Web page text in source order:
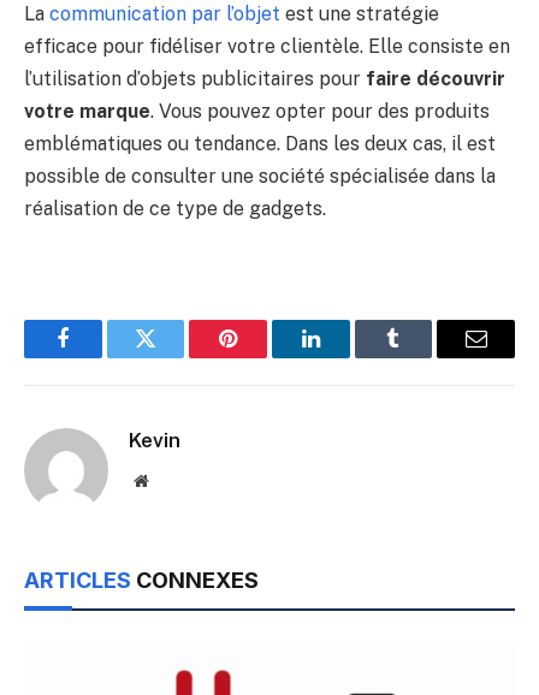
La communication par l’objet est une stratégie
efficace pour fidéliser votre clientèle. Elle consiste en
l’utilisation d’objets publicitaires pour faire découvrir
votre marque. Vous pouvez opter pour des produits
emblématiques ou tendance. Dans les deux cas, il est
possible de consulter une société spécialisée dans la
réalisation de ce type de gadgets.
FacebookTwitter Pinterest LinkedInTumblr Email
Kevin
Website
ARTICLES CONNEXES